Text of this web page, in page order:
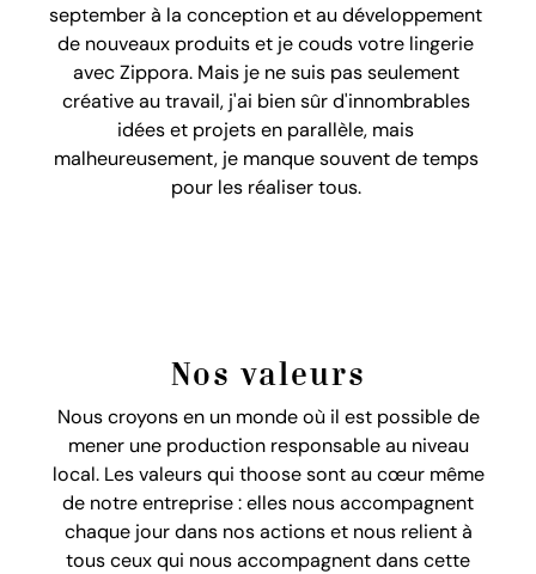
september à la conception et au développement
de nouveaux produits et je couds votre lingerie
avec Zippora. Mais je ne suis pas seulement
créative au travail, j'ai bien sûr d'innombrables
idées et projets en parallèle, mais
malheureusement, je manque souvent de temps
pour les réaliser tous.
Nos valeurs
Nous croyons en un monde où il est possible de
mener une production responsable au niveau
local. Les valeurs qui thoose sont au cœur même
de notre entreprise : elles nous accompagnent
chaque jour dans nos actions et nous relient à
tous ceux qui nous accompagnent dans cette